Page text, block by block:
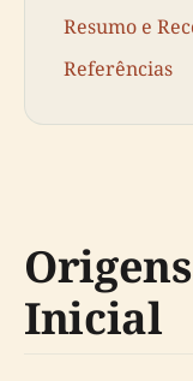
Resumo e
Referências
Inicial